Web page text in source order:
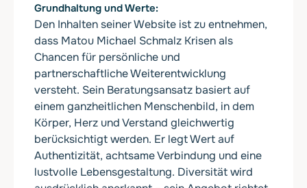
Grundhaltung und Werte
Den Inhalten seiner Website ist zu entnehmen,
dass Matou Michael Schmalz Krisen als
Chancen für persönliche und
partnerschaftliche Weiterentwicklung
versteht. Sein Beratungsansatz basiert auf
einem ganzheitlichen Menschenbild, in dem
Körper, Herz und Verstand gleichwertig
berücksichtigt werden. Er legt Wert auf
Authentizität, achtsame Verbindung und eine
lustvolle Lebensgestaltung. Diversität wird